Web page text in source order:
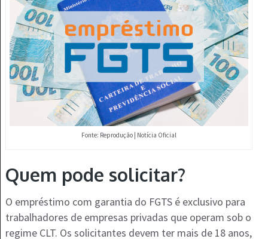
Fonte: Reprodução | Notícia Oficial
Quem pode solicitar?
O empréstimo com garantia do FGTS é exclusivo para
trabalhadores de empresas privadas que operam sob o
regime CLT. Os solicitantes devem ter mais de 18 anos,